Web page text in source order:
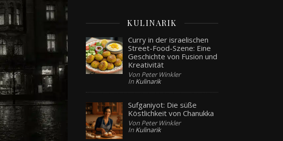
KULINARIK
Curry in der israelischen
Street-Food-Szene: Eine
Geschichte von Fusion und
Kreativität
Von Peter Winkler
In Kulinarik
Sufganiyot: Die süße
Köstlichkeit von Chanukka
Von Peter Winkler
In Kulinarik